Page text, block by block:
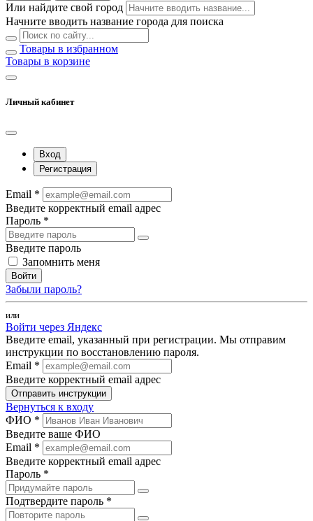
Или найдите свой город
Начните вводить название города для поиска
Товары в избранном
Товары в корзине
Личный кабинет
Вход
Регистрация
Email *
Введите корректный email адрес
Пароль *
Введите пароль
Запомнить меня
Войти
Забыли пароль?
или
Войти через Яндекс
Введите email, указанный при регистрации. Мы отправим
инструкции по восстановлению пароля.
Email *
Введите корректный email адрес
Отправить инструкции
Вернуться к входу
ФИО *
Введите ваше ФИО
Email *
Введите корректный email адрес
Пароль *
Подтвердите пароль *